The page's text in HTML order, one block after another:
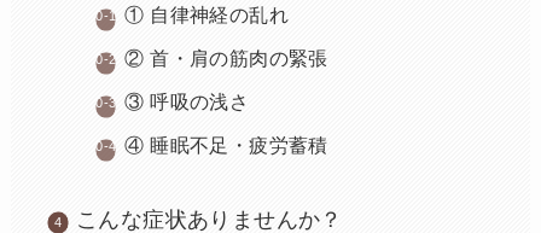
① 自律神経の乱れ
② 首・肩の筋肉の緊張
③ 呼吸の浅さ
④ 睡眠不足・疲労蓄積
こんな症状ありませんか？